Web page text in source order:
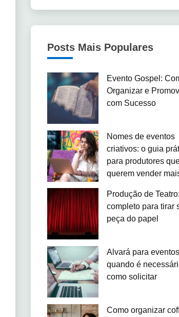
Posts Mais Populares
Evento Gospel:
Organizar e
com Sucesso
Nomes de eventos
criativos: o guia
para produtores
querem vender
Produção de
completo para tirar
peça do papel
Alvará para
quando é
como solicitar
Como organizar